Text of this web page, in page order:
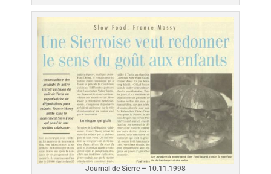
Journal de Sierre – 10.11.1998